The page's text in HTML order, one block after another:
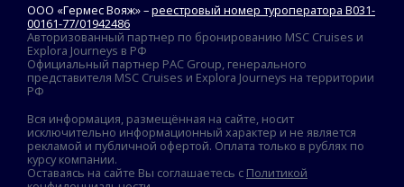
ООО «Гермес Вояж» –реестровый номер туроператора В031-
00161-77/01942486
Авторизованный партнер по бронированию MSC Cruises и
Explora Journeys в РФ
Официальный партнер PAC Group, генерального
представителя MSC Cruises и Explora Journeys на территории
РФ
Вся информация, размещённая на сайте, носит
исключительно информационный характер и не является
рекламой и публичной офертой. Оплата только в рублях по
курсу компании.
Оставаясь на сайте Вы соглашаетесь с Политикой